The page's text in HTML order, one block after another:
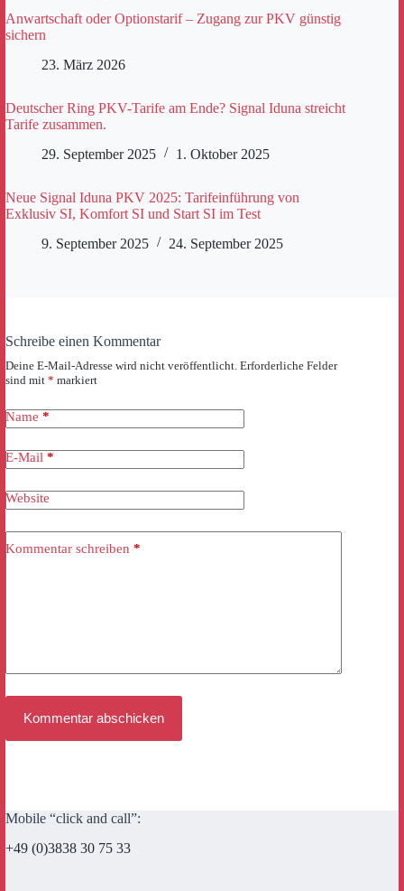
Anwartschaft oder Optionstarif – Zugang zur PKV günstig
sichern
23. März 2026
Deutscher Ring PKV-Tarife am Ende? Signal Iduna streicht
Tarife zusammen.
29. September 2025
1. Oktober 2025
Neue Signal Iduna PKV 2025: Tarifeinführung von
Exklusiv SI, Komfort SI und Start SI im Test
9. September 2025
24. September 2025
Schreibe einen Kommentar
Deine E-Mail-Adresse wird nicht veröffentlicht. Erforderliche Felder
sind mit * markiert
Name *
E-Mail *
Website
Kommentar schreiben *
Kommentar abschicken
Mobile “click and call”:
+49 (0)3838 30 75 33